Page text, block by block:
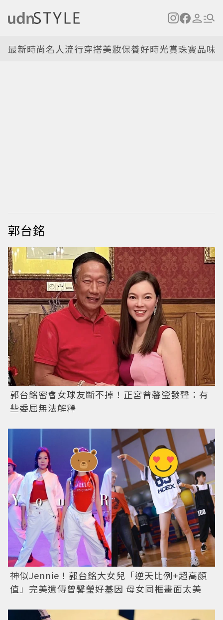
最新時尚名人流行穿搭美妝保養好時光賞珠寶品味
郭台銘
郭台銘密會女球友斷不掉！正宮曾馨瑩發聲：有
些委屈無法解釋
神似Jennie！ 郭台銘大女兒「逆天比例+超高顏
值」完美遺傳曾馨瑩好基因 母女同框畫面太美